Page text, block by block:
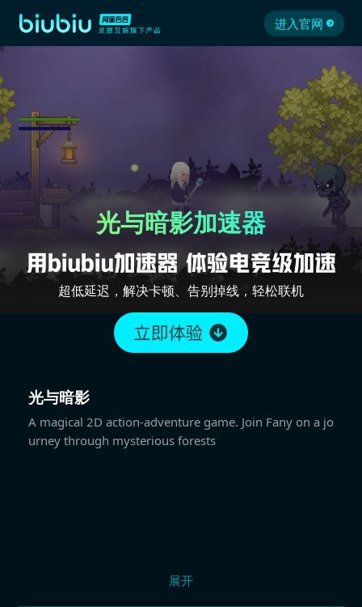
进入官网
光与暗影加速器
超低延迟，解决卡顿、告别掉线，轻松联机
光与暗影
A magical 2D action-adventure game. Join Fany on a jo
urney through mysterious forests
展开